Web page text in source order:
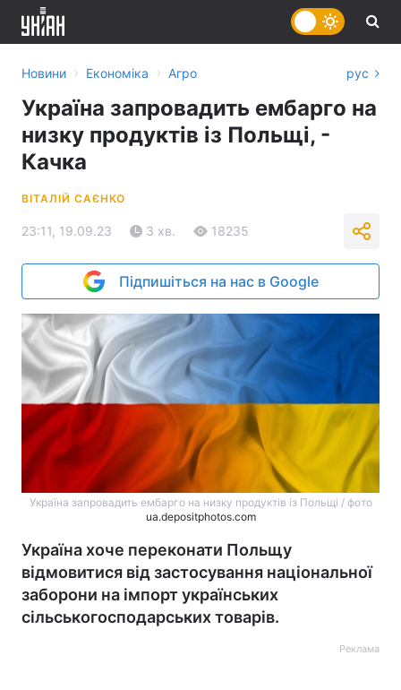
Новини › Економіка › Агро рус
Україна запровадить ембарго на
низку продуктів із Польщі, -
Качка
ВІТАЛІЙ САЄНКО
23:11, 19.09.23 3 хв. 18235
Підпишіться на нас в Google
Україна запровадить ембарго на низку продуктів із Польщі / фото
ua.depositphotos.com
Україна хоче переконати Польщу
відмовитися від застосування національної
заборони на імпорт українських
сільськогосподарських товарів.
Реклама